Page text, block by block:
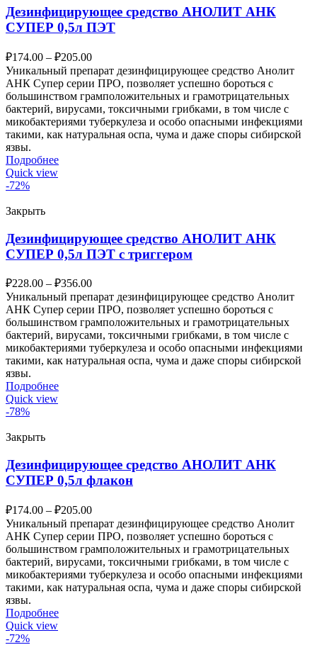
Дезинфицирующее средство АНОЛИТ АНК
СУПЕР 0,5л ПЭТ
₽174.00 – ₽205.00
Уникальный препарат дезинфицирующее средство Анолит
АНК Супер серии ПРО, позволяет успешно бороться с
большинством грамположительных и грамотрицательных
бактерий, вирусами, токсичными грибками, в том числе с
микобактериями туберкулеза и особо опасными инфекциями
такими, как натуральная оспа, чума и даже споры сибирской
язвы.
Подробнее
Quick view
-72%
Закрыть
Дезинфицирующее средство АНОЛИТ АНК
СУПЕР 0,5л ПЭТ с триггером
₽228.00 – ₽356.00
Уникальный препарат дезинфицирующее средство Анолит
АНК Супер серии ПРО, позволяет успешно бороться с
большинством грамположительных и грамотрицательных
бактерий, вирусами, токсичными грибками, в том числе с
микобактериями туберкулеза и особо опасными инфекциями
такими, как натуральная оспа, чума и даже споры сибирской
язвы.
Подробнее
Quick view
-78%
Закрыть
Дезинфицирующее средство АНОЛИТ АНК
СУПЕР 0,5л флакон
₽174.00 – ₽205.00
Уникальный препарат дезинфицирующее средство Анолит
АНК Супер серии ПРО, позволяет успешно бороться с
большинством грамположительных и грамотрицательных
бактерий, вирусами, токсичными грибками, в том числе с
микобактериями туберкулеза и особо опасными инфекциями
такими, как натуральная оспа, чума и даже споры сибирской
язвы.
Подробнее
Quick view
-72%